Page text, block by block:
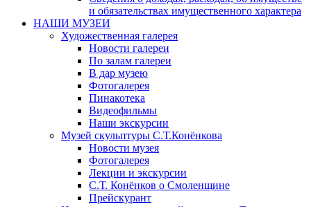
и обязательствах имущественного характера
НАШИ МУЗЕИ
Художественная галерея
Новости галереи
По залам галереи
В дар музею
Фотогалерея
Пинакотека
Видеофильмы
Наши экскурсии
Музей скульптуры С.Т.Конёнкова
Новости музея
Фотогалерея
Лекции и экскурсии
С.Т. Конёнков о Смоленщине
Прейскурант